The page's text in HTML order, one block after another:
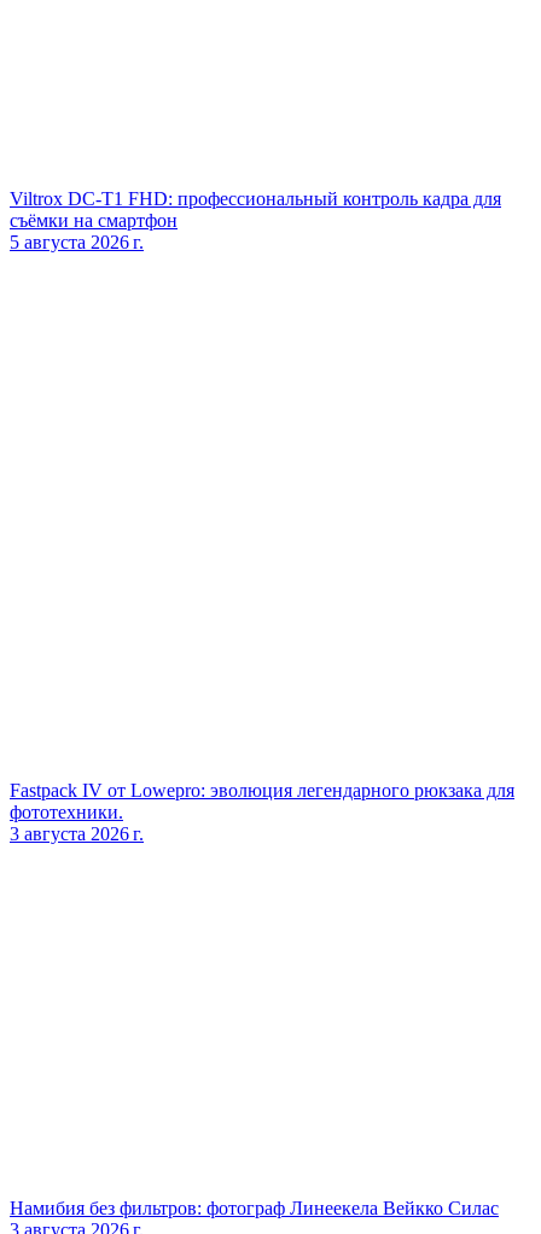
Viltrox DC‑T1 FHD: профессиональный контроль кадра для
съёмки на смартфон
5 августа 2026 г.
Fastpack IV от Lowepro: эволюция легендарного рюкзака для
фототехники.
3 августа 2026 г.
Намибия без фильтров: фотограф Линеекела Вейкко Силас
3 августа 2026 г.